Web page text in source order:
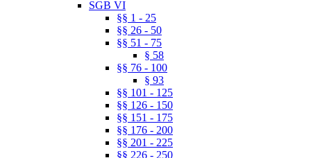
SGB VI
§§ 1 - 25
§§ 26 - 50
§§ 51 - 75
§ 58
§§ 76 - 100
§ 93
§§ 101 - 125
§§ 126 - 150
§§ 151 - 175
§§ 176 - 200
§§ 201 - 225
§§ 226 - 250